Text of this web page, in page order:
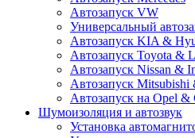
Автозапуск VW
Универсальный
Автозапуск KIA &
Автозапуск Toyota &
Автозапуск Nissan &
Автозапуск Mitsubishi
Автозапуск на Opel &
Шумоизоляция и автозвук
Установка